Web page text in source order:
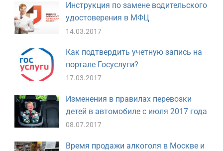
Инструкция по замене водительского
удостоверения в МФЦ
14.03.2017
Как подтвердить учетную запись на
портале Госуслуги?
17.03.2017
Изменения в правилах перевозки
детей в автомобиле с июля 2017 года
08.07.2017
Время продажи алкоголя в Москве и